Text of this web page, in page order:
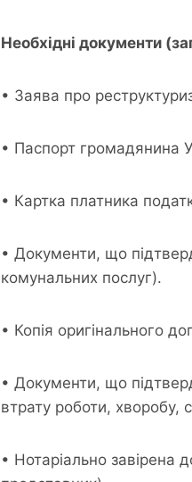
Необхідні документи
• Заява про
• Паспорт громадянина
• Картка платника
• Документи, що
комунальних послуг).
• Копія оригінального
• Документи, що
втрату роботи, хворобу,
• Нотаріально завірена